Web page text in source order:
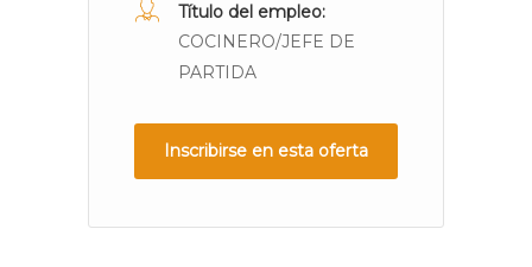
Título del empleo:
COCINERO/JEFE DE
PARTIDA
Inscribirse en esta oferta